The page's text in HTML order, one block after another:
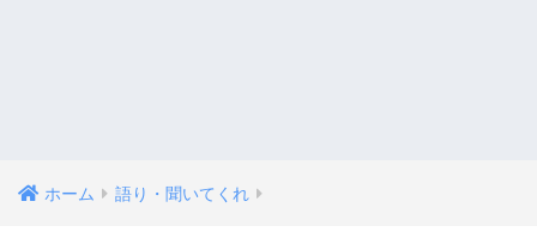
ホーム 語り・聞いてくれ